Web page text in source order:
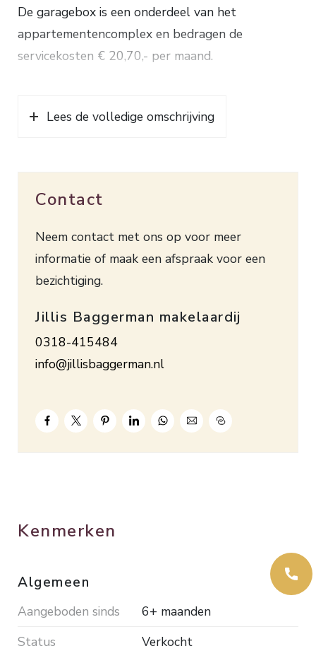
De garagebox is een onderdeel van het
appartementencomplex en bedragen de
servicekosten € 20,70,- per maand.
Lees de volledige omschrijving
Contact
Neem contact met ons op voor meer
informatie of maak een afspraak voor een
bezichtiging.
Jillis Baggerman makelaardij
0318-415484
info@jillisbaggerman.nl
Kenmerken
Algemeen
Aangeboden sinds
6+ maanden
Status
Verkocht